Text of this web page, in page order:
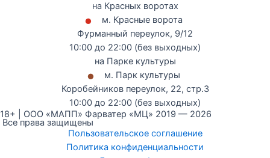
на Красных воротах
•м. Красные ворота
Фурманный переулок, 9/12
10:00 до 22:00 (без выходных)
на Парке культуры
•м. Парк культуры
Коробейников переулок, 22, стр.3
10:00 до 22:00 (без выходных)
18+ | ООО «МАПП» Фарватер «МЦ» 2019 — 2026
Все права защищены
Пользовательское соглашение
Политика конфиденциальности